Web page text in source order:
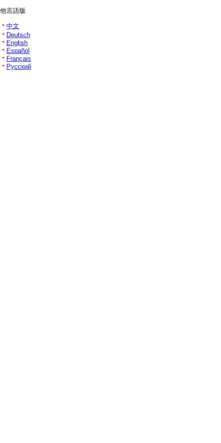
他言語版
中文
Deutsch
English
Español
Français
Русский